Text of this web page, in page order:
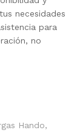
necesidades
para
no
Hando,